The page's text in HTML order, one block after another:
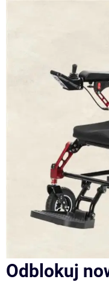
Odblokuj